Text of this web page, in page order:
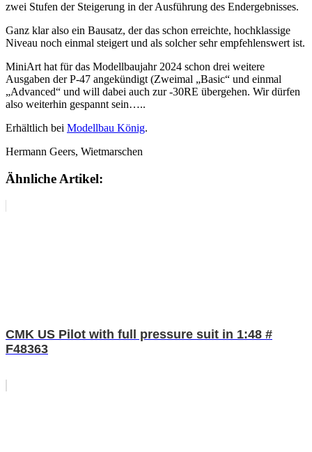
zwei Stufen der Steigerung in der Ausführung des Endergebnisses.
Ganz klar also ein Bausatz, der das schon erreichte, hochklassige
Niveau noch einmal steigert und als solcher sehr empfehlenswert ist.
MiniArt hat für das Modellbaujahr 2024 schon drei weitere
Ausgaben der P-47 angekündigt (Zweimal „Basic“ und einmal
„Advanced“ und will dabei auch zur -30RE übergehen. Wir dürfen
also weiterhin gespannt sein…..
Erhältlich bei Modellbau König.
Hermann Geers, Wietmarschen
Ähnliche Artikel:
CMK US Pilot with full pressure suit in 1:48 #
F48363